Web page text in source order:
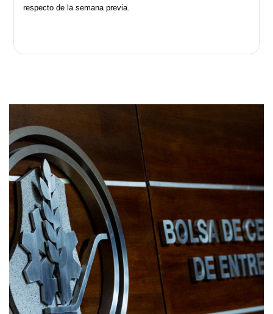
respecto de la semana previa.